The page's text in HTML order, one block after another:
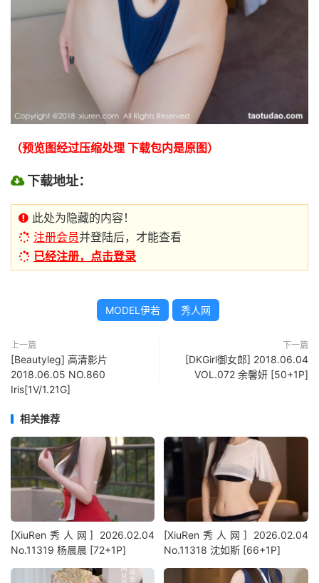
（预览图经过压缩处理 下载包内是原图）
下载地址：
此处为隐藏的内容！
注册会员并登陆后，才能查看
已经注册，点击登录
MODEL伊若 秀人网
上一篇
[Beautyleg] 高清影片
2018.06.05 NO.860
Iris[1V/1.21G]
下一篇
[DKGirl御女郎] 2018.06.04
VOL.072 余馨妍 [50+1P]
相关推荐
[XiuRen秀人网] 2026.02.04
No.11319 杨晨晨 [72+1P]
[XiuRen秀人网] 2026.02.04
No.11318 沈如斯 [66+1P]